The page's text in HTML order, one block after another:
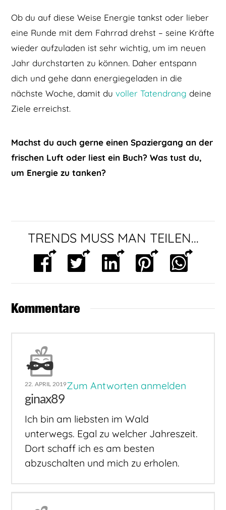
Ob du auf diese Weise Energie tankst oder lieber
eine Runde mit dem Fahrrad drehst – seine Kräfte
wieder aufzuladen ist sehr wichtig, um im neuen
Jahr durchstarten zu können. Daher entspann
dich und gehe dann energiegeladen in die
nächste Woche, damit duvoller Tatendrang deine
Ziele erreichst.
Machst du auch gerne einen Spaziergang an der
frischen Luft oder liest ein Buch? Was tust du,
um Energie zu tanken?
TRENDS MUSS MAN TEILEN...
Kommentare
22. APRIL 2019Zum Antworten anmelden
ginax89
Ich bin am liebsten im Wald
unterwegs. Egal zu welcher Jahreszeit.
Dort schaff ich es am besten
abzuschalten und mich zu erholen.